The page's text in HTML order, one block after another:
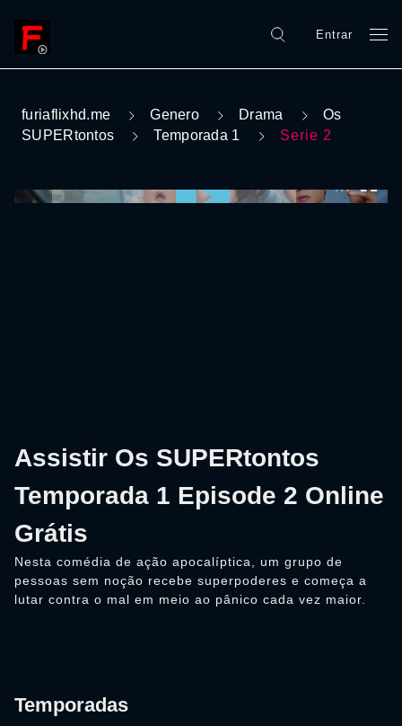
Entrar
furiaflixhd.me Genero Drama
Os
SUPERtontos
Temporada 1 Serie 2
Assistir Os SUPERtontos
Temporada 1 Episode 2 Online
Grátis
Nesta comédia de ação apocalíptica, um grupo de
pessoas sem noção recebe superpoderes e começa a
lutar contra o mal em meio ao pânico cada vez maior.
Temporadas